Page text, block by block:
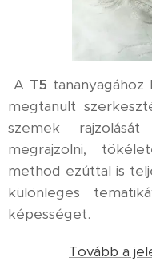
A T5 tananyagához
megtanult
szemek
megrajzolni,
method ezúttal is
különleges
képességet.
Tovább a